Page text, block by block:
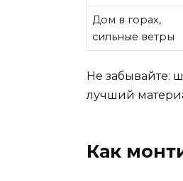
Дом в горах,
сильные ветры
Не забывайте:
лучший
Как